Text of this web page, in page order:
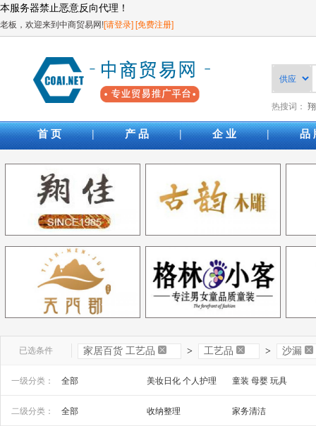
本服务器禁止恶意反向代理！
老板，欢迎来到中商贸易网![请登录][免费注册]
热搜词：
首 页 | 产 品 | 企 业 | 品
已选条件 家居百货 工艺品 > 工艺品 > 沙漏
一级分类： 全部 美妆日化 个人护理
童装 母婴 玩具
安全防护 五金工具
家装建材 机床 机械及行业设备
二级分类： 全部 收纳整理
家务清洁